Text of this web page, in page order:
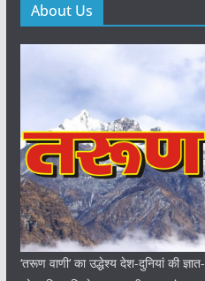
About Us
‘तरूण वाणी‘ का उद्धेश्य देश-दुनियां की